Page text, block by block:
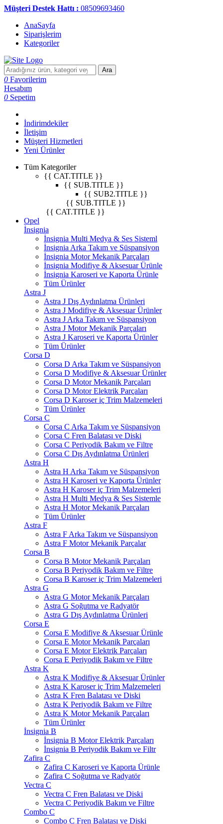
Müşteri Destek Hattı : 08509693460
AnaSayfa
Siparişlerim
Kategoriler
Ara
0 Favorilerim
Hesabım
0 Sepetim
İndirimdekiler
İletişim
Müşteri Hizmetleri
Yeni Ürünler
Tüm Kategoriler
{{ CAT.TITLE }}
{{ SUB.TITLE }}
{{ SUB2.TITLE }}
{{ SUB.TITLE }}
{{ CAT.TITLE }}
Opel
İnsignia
İnsignia Multi Medya & Ses Sisteml
İnsignia Arka Takım ve Süspansiyon
İnsignia Motor Mekanik Parçaları
İnsignia Modifiye & Aksesuar Ürünle
İnsignia Karoseri ve Kaporta Ürünle
Tüm Ürünler
Astra J
Astra J Dış Aydınlatma Ürünleri
Astra J Modifiye & Aksesuar Ürünler
Astra J Arka Takım ve Süspansiyon
Astra J Motor Mekanik Parçaları
Astra J Karoseri ve Kaporta Ürünler
Tüm Ürünler
Corsa D
Corsa D Arka Takım ve Süspansiyon
Corsa D Modifiye & Aksesuar Ürünler
Corsa D Motor Mekanik Parçaları
Corsa D Motor Elektrik Parçaları
Corsa D Karoser iç Trim Malzemeleri
Tüm Ürünler
Corsa C
Corsa C Arka Takım ve Süspansiyon
Corsa C Fren Balatası ve Diski
Corsa C Periyodik Bakım ve Filtre
Corsa C Dış Aydınlatma Ürünleri
Astra H
Astra H Arka Takım ve Süspansiyon
Astra H Karoseri ve Kaporta Ürünler
Astra H Karoser iç Trim Malzemeleri
Astra H Multi Medya & Ses Sistemle
Astra H Motor Mekanik Parçaları
Tüm Ürünler
Astra F
Astra F Arka Takım ve Süspansiyon
Astra F Motor Mekanik Parçalar
Corsa B
Corsa B Motor Mekanik Parçaları
Corsa B Periyodik Bakım ve Filtre
Corsa B Karoser iç Trim Malzemeleri
Astra G
Astra G Motor Mekanik Parçaları
Astra G Soğutma ve Radyatör
Astra G Dış Aydınlatma Ürünleri
Corsa E
Corsa E Modifiye & Aksesuar Ürünle
Corsa E Motor Mekanik Parçaları
Corsa E Motor Elektrik Parçaları
Corsa E Periyodik Bakım ve Filtre
Astra K
Astra K Modifiye & Aksesuar Ürünler
Astra K Karoser iç Trim Malzemeleri
Astra K Fren Balatası ve Diski
Astra K Periyodik Bakım ve Filtre
Astra K Motor Mekanik Parçaları
Tüm Ürünler
İnsignia B
İnsignia B Motor Elektrik Parçaları
İnsignia B Periyodik Bakım ve Filtr
Zafira C
Zafira C Karoseri ve Kaporta Ürünle
Zafira C Soğutma ve Radyatör
Vectra C
Vectra C Fren Balatası ve Diski
Vectra C Periyodik Bakım ve Filtre
Combo C
Combo C Fren Balatası ve Diski